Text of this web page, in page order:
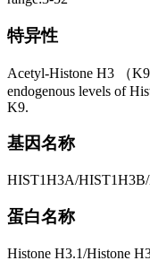
特异性
Acetyl-Histone H3 （
endogenous levels of
K9.
基因名称
HIST1H3A/
蛋白名称
Histone H3.1/Histone